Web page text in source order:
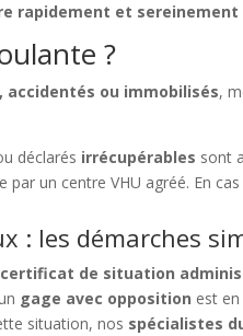
rapidement et
?
accidentés ou immobilisés,
déclarés irrécupérables sont
un centre VHU agréé. En
: les démarches
certificat de situation
gage avec opposition est
situation, nos spécialistes